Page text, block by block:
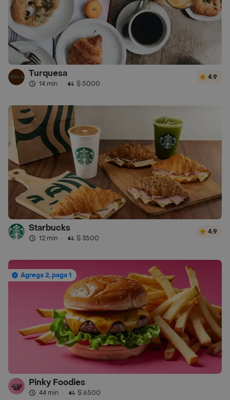
Turquesa
14 min · $ 5000
4.9
Starbucks
12 min · $ 3500
4.9
Agrega 2, paga 1
Pinky Foodies
44 min · $ 6500